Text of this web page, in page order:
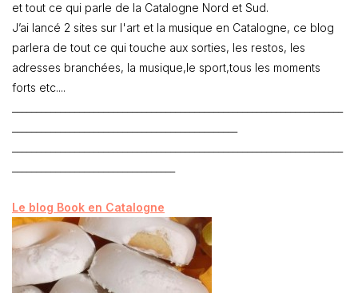
et tout ce qui parle de la Catalogne Nord et Sud.
J’ai lancé 2 sites sur l'art et la musique en Catalogne, ce blog
parlera de tout ce qui touche aux sorties, les restos, les
adresses branchées, la musique,le sport,tous les moments
forts etc....
Le blog Book en Catalogne